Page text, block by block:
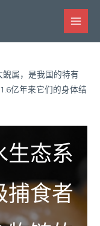
属，是我国的特有
亿年来它们的身体结
生态系
捕食者